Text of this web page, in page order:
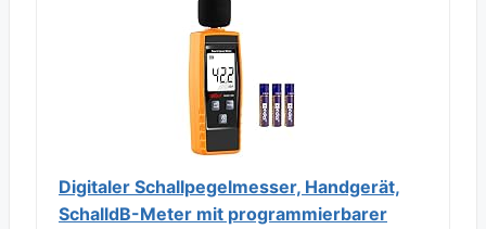
Digitaler Schallpegelmesser, Handgerät,
SchalldB-Meter mit programmierbarer